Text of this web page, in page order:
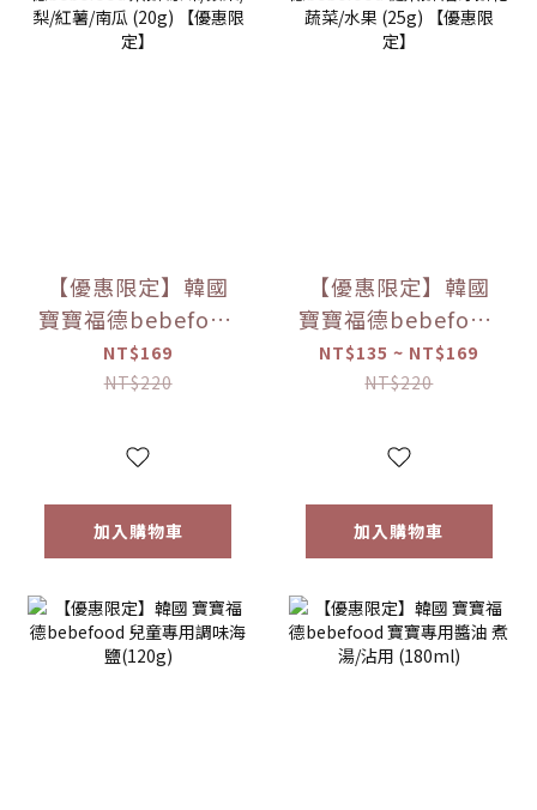
【優惠限定】韓國
寶寶福德bebefood
米餅 原味/蘋果/梨/
紅薯/南瓜 (20g)
NT$169
NT$220
加入購物車
【優惠限定】韓國
寶寶福德bebefood
糙米餅 磨牙餅乾 蔬
菜/水果 (25g) 【優
NT$135 ~ NT$169
NT$220
加入購物車